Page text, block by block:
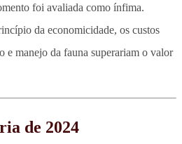
foi avaliada como ínfima.
da economicidade, os custos
e manejo da fauna superariam o valor
de 2024